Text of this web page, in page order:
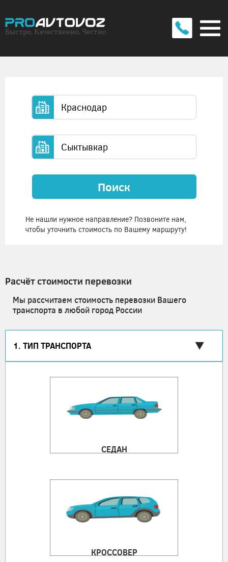
Быстро, Качественно, Честно
Поиск
Не нашли нужное направление? Позвоните нам,
чтобы уточнить стоимость по Вашему маршруту!
Расчёт стоимости перевозки
Мы рассчитаем стоимость перевозки Вашего
транспорта в любой город России
1. ТИП ТРАНСПОРТА
СЕДАН
КРОССОВЕР